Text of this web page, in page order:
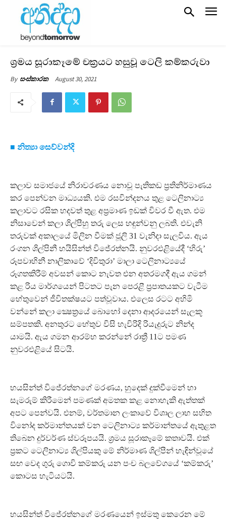
ශ්‍රමය සූරාකෑමේ චක්‍රයට හසුවූ ටෙලි කම්කරුවා
By සංස්කාරක August 30, 2021
■ නිත්‍යා සෙව්වන්දි
කලාව සමාජයේ නිරාවරණය නොවූ පැතිකඩ ප්‍රතිනිර්මාණය
කර පෙන්වන මාධ්‍යයකි. එම රසවින්දනය තුළ ටෙලිනාට්‍ය
කලාවට රසික හදවත් තුළ අප්‍රමාණ ඉඩක් විවර වී ඇත. එම
නිසාවෙන් කලා ශිල්පීහු තරු ලෙස හඳුන්වනු ලබති. එවැනි
තරුවක් අකාලයේ මිලින වීමක් ජූලි 31 වැනිදා සැලවිය. ඇය
රංගන ශිල්පිනී හයිසින්ත් විජේරත්නයි. නුවරඑළියේදී ‘හිරු’
රූපවාහිනී නාලිකාවේ ‘දිවිතුරා’ මාලා ටෙලිනාට්‍යයේ
රූගතකිරීම් අවසන් කොට නැවත එන අතරමගදී ඇය ගමන්
කළ රිය මාර්ගයෙන් පිටතට පැන පෙරළී ප්‍රපාතයකට වැටීම
හේතුවෙන් ජීවිතක්ෂයට පත්වූවාය. එලෙස රටට අහිමි
වන්නේ කලා ක්‍ෂෙත්‍රයේ බොහෝ දෙනා ආදරයෙන් සැලකූ
සම්පතකි. අනතුරට හේතුව විසි හැවිරිදි රියැදුරුට නින්ද
යාමයි. ඇය ගමන ආරම්භ කරන්නේ රාත්‍රී 11ට පමණ
නුවරඑළියේ සිටයි.
හයසින්ත් විජේරත්නගේ මරණය, හුදෙක් දුක්වීමෙන් හා
සැමරුම් කිරීමෙන් පමණක් අමතක කළ නොහැකි ඇත්තක්
අපට පෙන්වයි. එනම්, වර්තමාන ලංකාවේ විශාල ලාභ සහිත
විනෝද කර්මාන්තයක් වන ටෙලිනාට්‍ය කර්මාන්තයේ ඇතුළත
තිබෙන දුර්වර්ණ ස්වරූපයයි. ශ්‍රමය සූරාකෑමේ කතාවයි. එක්
ප්‍රකට ටෙලිනාට්‍ය ශිල්පියකු මේ නිර්මාණ ශිල්පීන් හැඳින්වූයේ
සඟ වෙද ගුරු ගොවි කම්කරු යන පංච බලවේගයේ ‘කම්කරු’
කොටස හැටියටයි.
හයසින්ත් විජේරත්නගේ මරණයෙන් ඉස්මතු කෙරෙන මේ